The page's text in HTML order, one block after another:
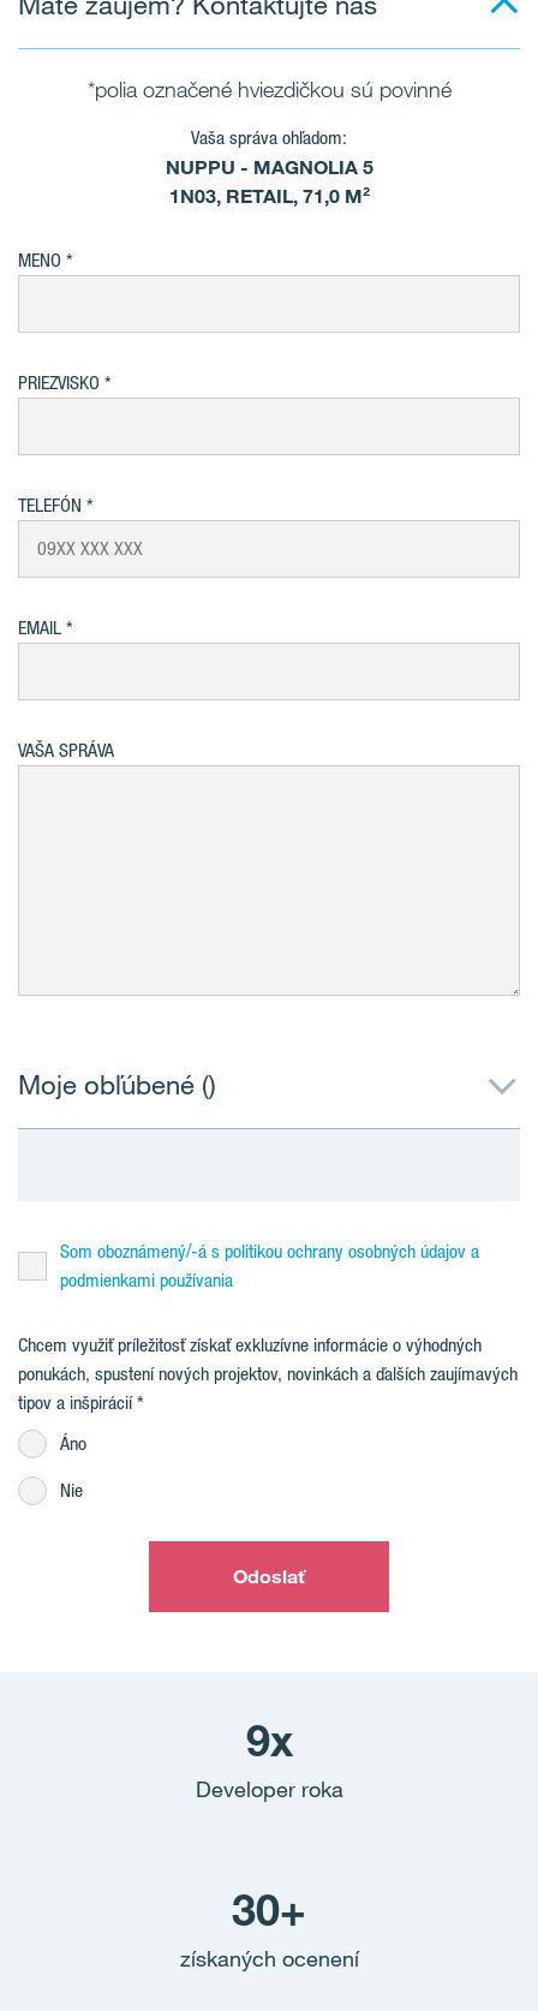
*polia označené hviezdičkou sú povinné
Vaša správa ohľadom:
NUPPU - MAGNOLIA 5
1N03, RETAIL, 71,0 M²
MENO
PRIEZVISKO
TELEFÓN
EMAIL
VAŠA SPRÁVA
Moje obľúbené ()
Som oboznámený/-á s politikou ochrany osobných údajov a
podmienkami používania
Chcem využiť príležitosť získať exkluzívne informácie o výhodných
ponukách, spustení nových projektov, novinkách a ďalších zaujímavých
tipov a inšpirácií
Áno
Nie
Odoslať
9x
Developer roka
30+
získaných ocenení